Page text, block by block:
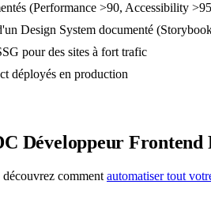
(Performance >90, Accessibility
Design System documenté
pour des sites à fort trafic
déployés en production
Développeur Frontend
comment automatiser tout